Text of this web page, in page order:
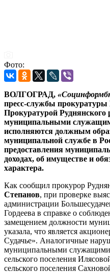
Фото:
ВОЛГОГРАД,
пресс-службы прокуратуры
Прокуратурой Руднянского
муниципальными
исполняются должным
муниципальной службе в
предоставления
доходах, об имуществе и
характера.
Как сообщил прокурор
Степанов, при проверке
администрации
Гордеева в справке о
замещением должности
указала, что является
Судачье». Аналогичные
муниципальными служащими
сельского поселения
сельского поселения